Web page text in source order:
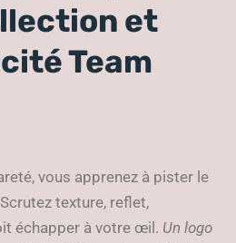
et
Team
vous apprenez à pister le
texture, reflet,
échapper à votre œil. Un logo